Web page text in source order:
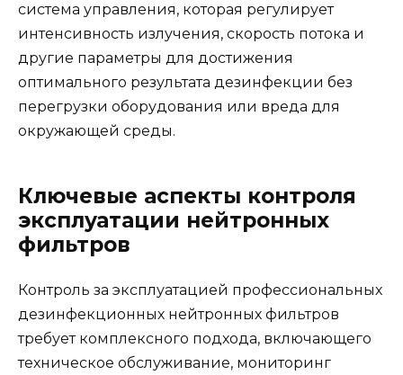
система управления, которая регулирует
интенсивность излучения, скорость потока и
другие параметры для достижения
оптимального результата дезинфекции без
перегрузки оборудования или вреда для
окружающей среды.
Ключевые аспекты контроля
эксплуатации нейтронных
фильтров
Контроль за эксплуатацией профессиональных
дезинфекционных нейтронных фильтров
требует комплексного подхода, включающего
техническое обслуживание, мониторинг